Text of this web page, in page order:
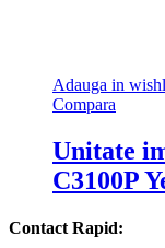
Adauga in
Compara
Unitate
C3100P
Contact Rapid: